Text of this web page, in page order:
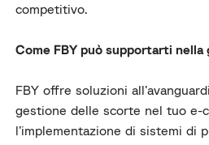
competitivo.
Come FBY può supportarti
FBY offre soluzioni
gestione delle scorte nel tuo e-
l’implementazione di sistemi di